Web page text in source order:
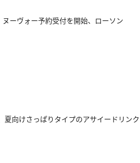
ーヴォー予約受付を開始、ローソン
夏向けさっぱりタイプのアサイードリンク